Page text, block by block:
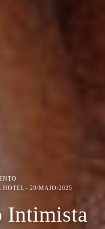
HOTEL
29/MAIO/2025
Intimista